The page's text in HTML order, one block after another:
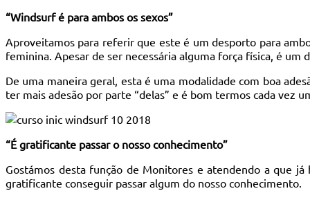
“Windsurf é para ambos os sexos”
Aproveitamos para referir que este é um desporto para
feminina. Apesar de ser necessária alguma força física, é
De uma maneira geral, esta é uma modalidade com boa
ter mais adesão por parte “delas” e é bom termos cada vez
“É gratificante passar o nosso conhecimento”
Gostámos desta função de Monitores e atendendo a que
gratificante conseguir passar algum do nosso conhecimento.